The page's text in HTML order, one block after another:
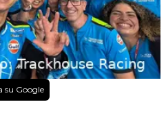
su Google